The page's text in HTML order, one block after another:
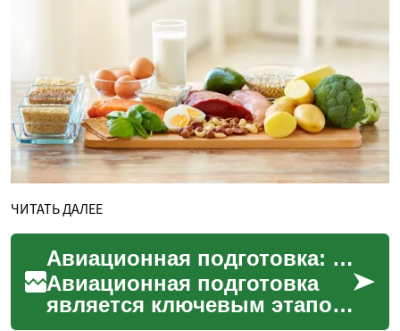
ЧИТАТЬ ДАЛЕЕ
Авиационная подготовка: Путь к профессии пилота
Авиационная подготовка
является ключевым этапом
для тех, кто мечтает о